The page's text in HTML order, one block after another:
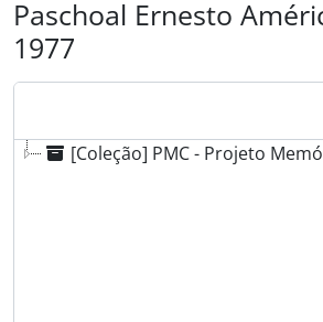
Paschoal Ernesto
1977
[Coleção] PMC - Projeto